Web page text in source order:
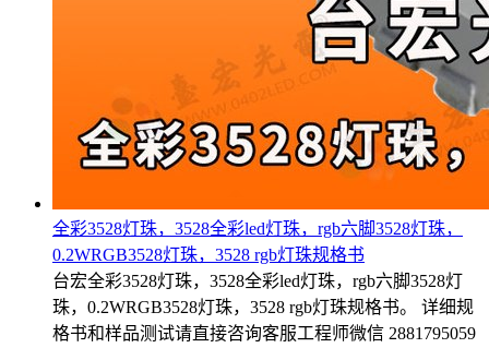
全彩3528灯珠，3528全彩led灯珠，rgb六脚3528灯珠，
0.2WRGB3528灯珠，3528 rgb灯珠规格书
台宏全彩3528灯珠，3528全彩led灯珠，rgb六脚3528灯
珠，0.2WRGB3528灯珠，3528 rgb灯珠规格书。 详细规
格书和样品测试请直接咨询客服工程师微信 2881795059